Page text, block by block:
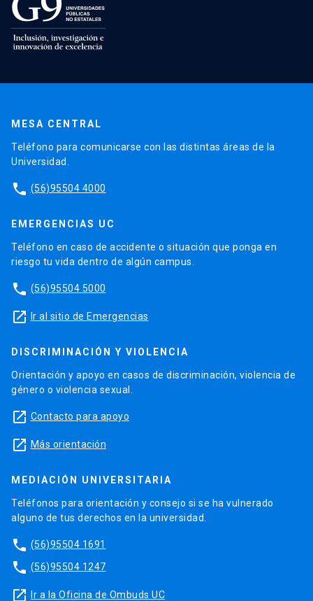
MESA CENTRAL
Teléfono para comunicarse con las distintas áreas de la
Universidad.
phone (56)95504 4000
EMERGENCIAS UC
Teléfono en caso de accidente o situación que ponga en
riesgo tu vida dentro de algún campus.
phone (56)95504 5000
launch Ir al sitio de Emergencias
DISCRIMINACIÓN Y VIOLENCIA
Orientación y apoyo en casos de discriminación, violencia de
género o violencia sexual.
launch Contacto para apoyo
launch Más orientación
MEDIACIÓN UNIVERSITARIA
Teléfonos para orientación y consejo si se ha vulnerado
alguno de tus derechos en la universidad.
phone (56)95504 1691
phone (56)95504 1247
launch Ir a la Oficina de Ombuds UC